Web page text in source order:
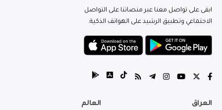
ابقى على تواصل معنا عبر منصاتنا على التواصل
الاجتماعي وتطبيق الرشيد على الهواتف الذكية.
العراق العالم